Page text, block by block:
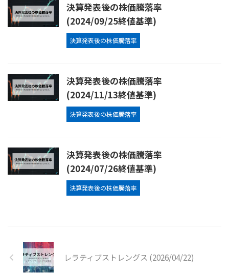
決算発表後の株価騰落率
(2024/09/25終値基準)
決算発表後の株価騰落率
決算発表後の株価騰落率
(2024/11/13終値基準)
決算発表後の株価騰落率
決算発表後の株価騰落率
(2024/07/26終値基準)
決算発表後の株価騰落率
レラティブストレングス (2026/04/22)